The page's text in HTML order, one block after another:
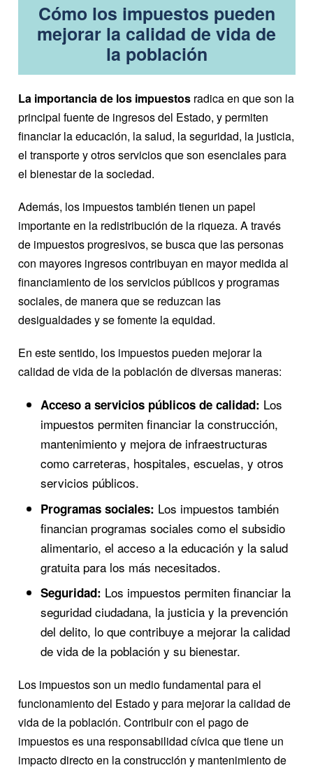
Cómo los impuestos pueden
mejorar la calidad de vida de
la población
La importancia de los impuestosradica en que son la
principal fuente de ingresos del Estado, y permiten
financiar la educación, la salud, la seguridad, la justicia,
el transporte y otros servicios que son esenciales para
el bienestar de la sociedad.
Además, los impuestos también tienen un papel
importante en la redistribución de la riqueza. A través
de impuestos progresivos, se busca que las personas
con mayores ingresos contribuyan en mayor medida al
financiamiento de los servicios públicos y programas
sociales, de manera que se reduzcan las
desigualdades y se fomente la equidad.
En este sentido, los impuestos pueden mejorar la
calidad de vida de la población de diversas maneras:
Acceso a servicios públicos de calidad: Los
impuestos permiten financiar la construcción,
mantenimiento y mejora de infraestructuras
como carreteras, hospitales, escuelas, y otros
servicios públicos.
Programas sociales: Los impuestos también
financian programas sociales como el subsidio
alimentario, el acceso a la educación y la salud
gratuita para los más necesitados.
Seguridad: Los impuestos permiten financiar la
seguridad ciudadana, la justicia y la prevención
del delito, lo que contribuye a mejorar la calidad
de vida de la población y su bienestar.
Los impuestos son un medio fundamental para el
funcionamiento del Estado y para mejorar la calidad de
vida de la población. Contribuir con el pago de
impuestos es una responsabilidad cívica que tiene un
impacto directo en la construcción y mantenimiento de